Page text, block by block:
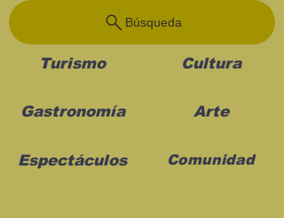
Búsqueda
Turismo Cultura
Gastronomía Arte
Espectáculos Comunidad